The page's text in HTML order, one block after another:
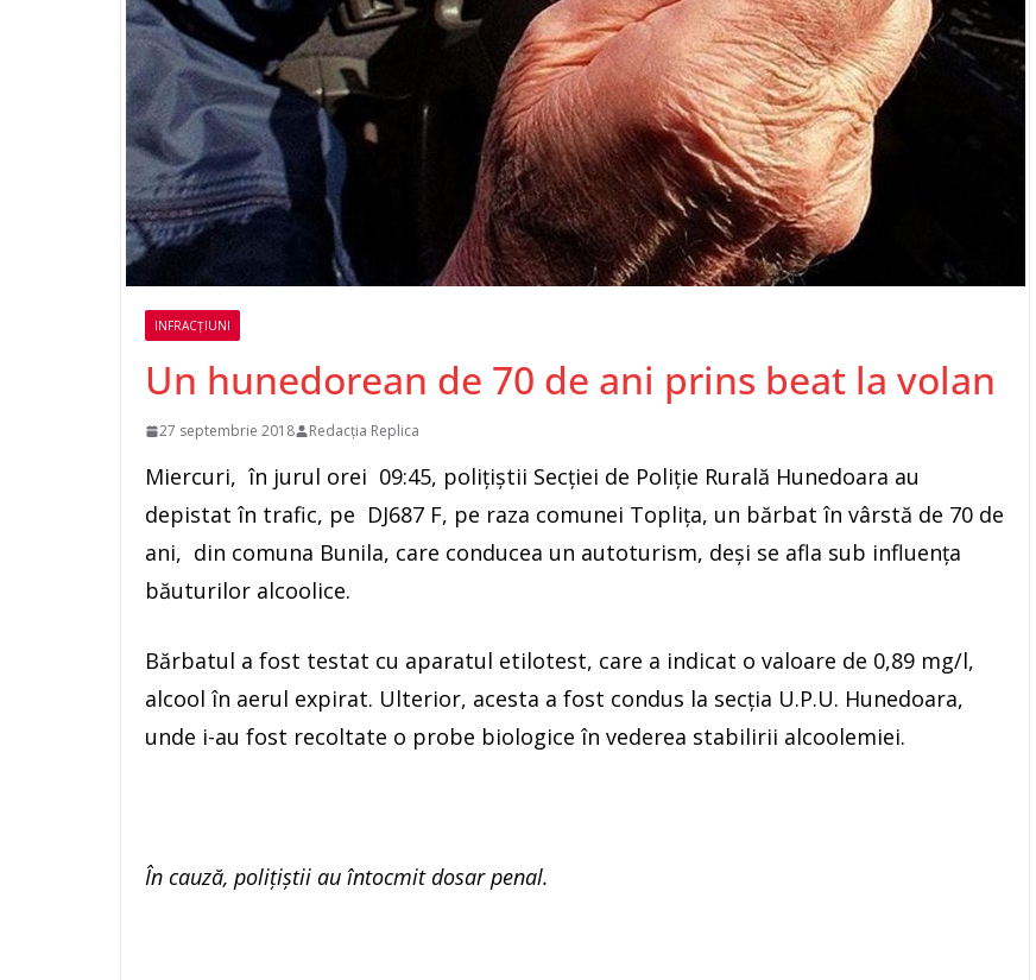
INFRACȚIUNI
Un hunedorean de 70 de ani prins beat la volan
27 septembrie 2018 Redacția Replica
Miercuri, în jurul orei 09:45, poliţiştii Secţiei de Poliţie Rurală Hunedoara au
depistat în trafic, pe DJ687 F, pe raza comunei Toplița, un bărbat în vârstă de 70 de
ani, din comuna Bunila, care conducea un autoturism, deşi se afla sub influenţa
băuturilor alcoolice.
Bărbatul a fost testat cu aparatul etilotest, care a indicat o valoare de 0,89 mg/l,
alcool în aerul expirat. Ulterior, acesta a fost condus la secția U.P.U. Hunedoara,
unde i-au fost recoltate o probe biologice în vederea stabilirii alcoolemiei.
În cauză, poliţiştii au întocmit dosar penal.